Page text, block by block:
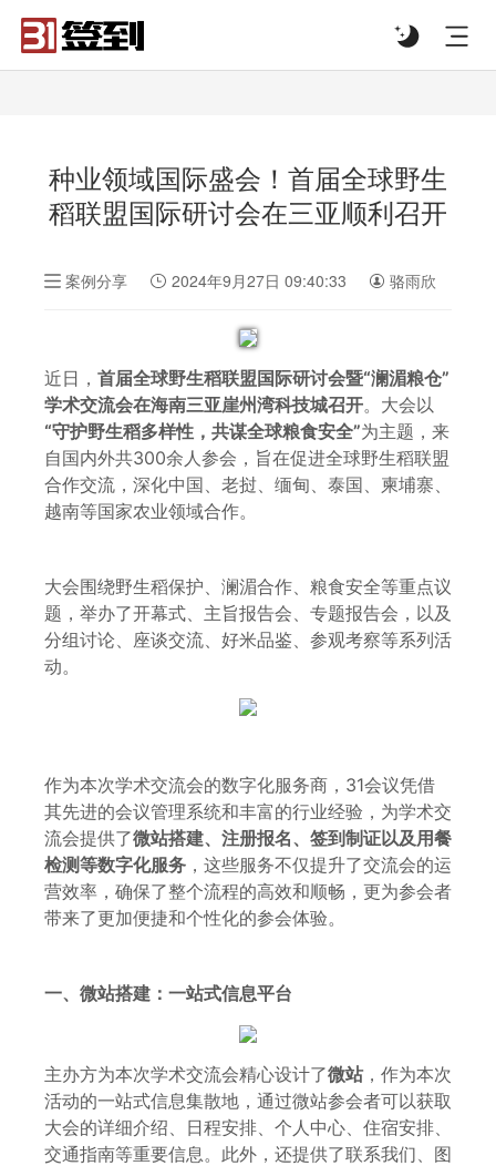
种业领域国际盛会！首届全球野生
稻联盟国际研讨会在三亚顺利召开
案例分享 2024年9月27日 09:40:33 骆雨欣
近日， 首届全球野生稻联盟国际研讨会暨“澜湄粮仓”
学术交流会在海南三亚崖州湾科技城召开。大会以
“守护野生稻多样性，共谋全球粮食安全”为主题，来
自国内外共300余人参会，旨在促进全球野生稻联盟
合作交流，深化中国、老挝、缅甸、泰国、柬埔寨、
越南等国家农业领域合作。
大会围绕野生稻保护、澜湄合作、粮食安全等重点议
题，举办了开幕式、主旨报告会、专题报告会，以及
分组讨论、座谈交流、好米品鉴、参观考察等系列活
动。
作为本次学术交流会的数字化服务商，31会议凭借
其先进的会议管理系统和丰富的行业经验，为学术交
流会提供了微站搭建、注册报名、签到制证以及用餐
检测等数字化服务 ，这些服务不仅提升了交流会的运
营效率，确保了整个流程的高效和顺畅，更为参会者
带来了更加便捷和个性化的参会体验。
一、 微站搭建：一站式信息平台
主办方为本次学术交流会精心设计了微站，作为本次
活动的一站式信息集散地 ，通过微站参会者可以获取
大会的详细介绍、日程安排、个人中心、住宿安排、
交通指南等重要信息。此外，还提供了联系我们、图